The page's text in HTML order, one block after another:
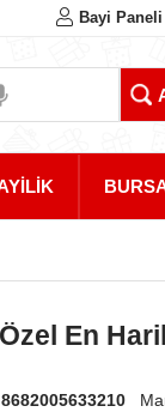
Bayi Paneli
En
8682005633210